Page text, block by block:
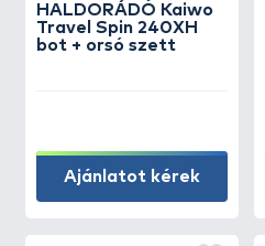
HALDORÁDÓ Kaiwo
Travel Spin 240XH
bot + orsó szett
Ajánlatot kérek